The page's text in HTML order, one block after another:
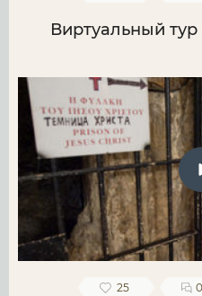
Виртуальный
25 0